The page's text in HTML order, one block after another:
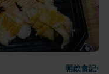
開啟食記›